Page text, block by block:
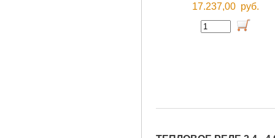
17.237,00 руб.